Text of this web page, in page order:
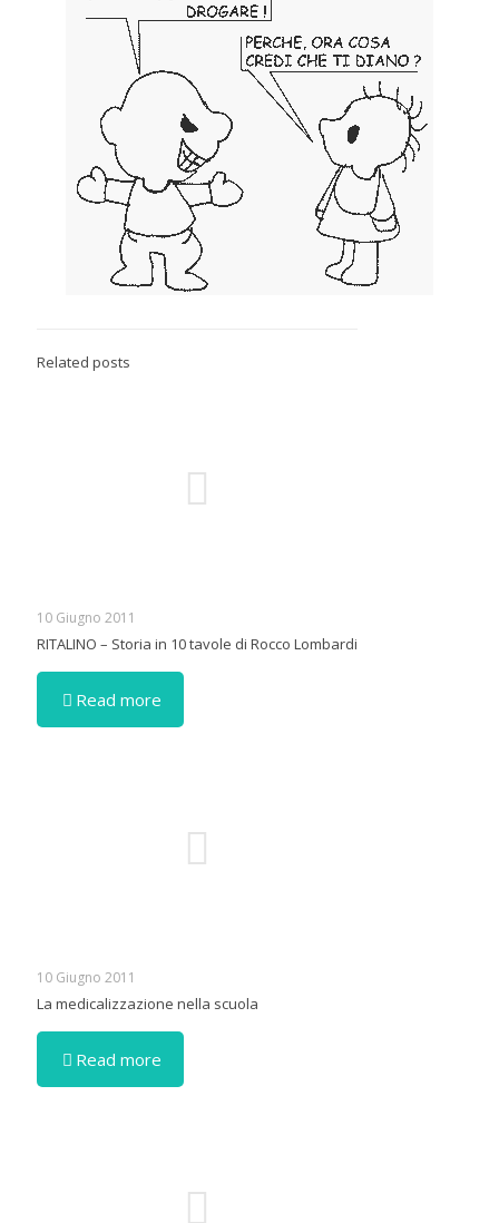
Related posts
10 Giugno 2011
RITALINO – Storia in 10 tavole di Rocco Lombardi
Read more
10 Giugno 2011
La medicalizzazione nella scuola
Read more